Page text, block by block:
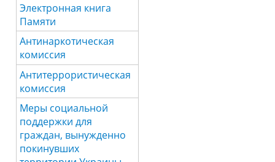
Электронная книга
Памяти
Антинаркотическая
комиссия
Антитеррористическая
комиссия
Меры социальной
поддержки для
граждан, вынужденно
покинувших